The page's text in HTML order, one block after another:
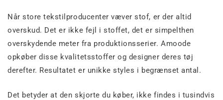
Når store tekstilproducenter væver stof, er der altid
overskud. Det er ikke fejl i stoffet, det er simpelthen
overskydende meter fra produktionsserier. Amoode
opkøber disse kvalitetsstoffer og designer deres tøj
derefter. Resultatet er unikke styles i begrænset antal.
Det betyder at den skjorte du køber, ikke findes i tusindvis